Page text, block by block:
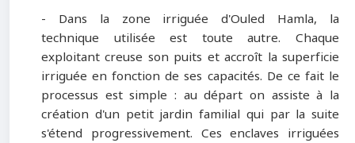
- Dans la zone irriguée d'Ouled Hamla, la
technique utilisée est toute autre. Chaque
exploitant creuse son puits et accroît la superficie
irriguée en fonction de ses capacités. De ce fait le
processus est simple : au départ on assiste à la
création d'un petit jardin familial qui par la suite
s'étend progressivement. Ces enclaves irriguées